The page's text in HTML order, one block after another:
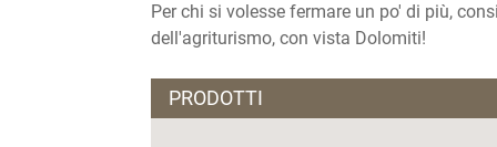
Per chi si volesse fermare un po' di più,
dell'agriturismo, con vista Dolomiti!
PRODOTTI